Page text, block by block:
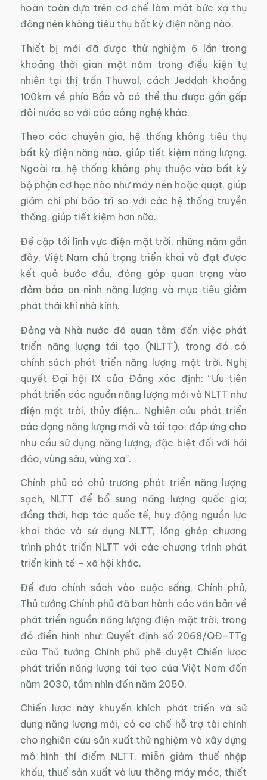
hoàn toàn dựa trên cơ chế làm mát bức xạ thụ
động nên không tiêu thụ bất kỳ điện năng nào.
Thiết bị mới đã được thử nghiệm 6 lần trong
khoảng thời gian một năm trong điều kiện tự
nhiên tại thị trấn Thuwal, cách Jeddah khoảng
100km về phía Bắc và có thể thu được gần gấp
đôi nước so với các công nghệ khác.
Theo các chuyên gia, hệ thống không tiêu thụ
bất kỳ điện năng nào, giúp tiết kiệm năng lượng.
Ngoài ra, hệ thống không phụ thuộc vào bất kỳ
bộ phận cơ học nào như máy nén hoặc quạt, giúp
giảm chi phí bảo trì so với các hệ thống truyền
thống, giúp tiết kiệm hơn nữa.
Đề cập tới lĩnh vực điện mặt trời, những năm gần
đây, Việt Nam chú trọng triển khai và đạt được
kết quả bước đầu, đóng góp quan trọng vào
đảm bảo an ninh năng lượng và mục tiêu giảm
phát thải khí nhà kính.
Đảng và Nhà nước đã quan tâm đến việc phát
triển năng lượng tái tạo (NLTT), trong đó có
chính sách phát triển năng lượng mặt trời. Nghị
quyết Đại hội IX của Đảng xác định: “Ưu tiên
phát triển các nguồn năng lượng mới và NLTT như
điện mặt trời, thủy điện… Nghiên cứu phát triển
các dạng năng lượng mới và tái tạo, đáp ứng cho
nhu cầu sử dụng năng lượng, đặc biệt đối với hải
đảo, vùng sâu, vùng xa”.
Chính phủ có chủ trương phát triển năng lượng
sạch, NLTT để bổ sung năng lượng quốc gia;
đồng thời, hợp tác quốc tế, huy động nguồn lực
khai thác và sử dụng NLTT, lồng ghép chương
trình phát triển NLTT với các chương trình phát
triển kinh tế – xã hội khác.
Để đưa chính sách vào cuộc sống, Chính phủ,
Thủ tướng Chính phủ đã ban hành các văn bản về
phát triển nguồn năng lượng điện mặt trời, trong
đó điển hình như: Quyết định số 2068/QĐ-TTg
của Thủ tướng Chính phủ phê duyệt Chiến lược
phát triển năng lượng tái tạo của Việt Nam đến
năm 2030, tầm nhìn đến năm 2050.
Chiến lược này khuyến khích phát triển và sử
dụng năng lượng mới, có cơ chế hỗ trợ tài chính
cho nghiên cứu sản xuất thử nghiệm và xây dựng
mô hình thí điểm NLTT, miễn giảm thuế nhập
khẩu, thuế sản xuất và lưu thông máy móc, thiết